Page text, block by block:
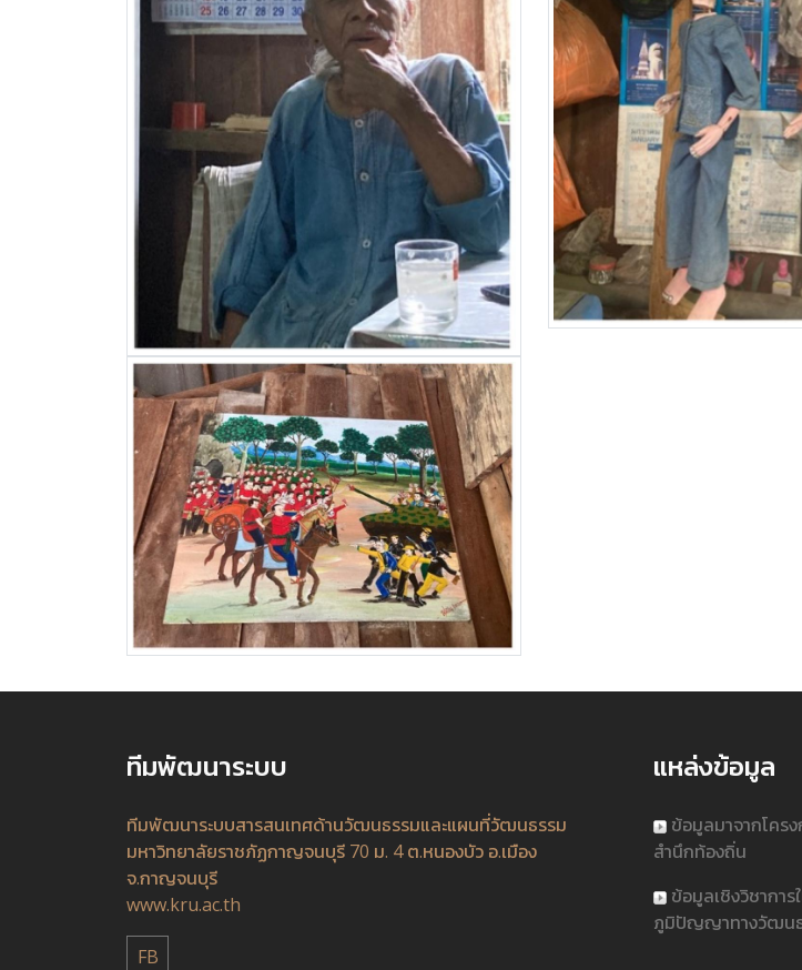
ทีมพัฒนาระบบ
ทีมพัฒนาระบบสารสนเทศด้านวัฒนธรรมและแผนที่วัฒนธรรม
มหาวิทยาลัยราชภัฏกาญจนบุรี 70 ม. 4 ต.หนองบัว อ.เมือง
จ.กาญจนบุรี
www.kru.ac.th
FB
แหล่งข้อมูล
ข้อมูลมาจากโคร
สำนึกท้องถิ่น
ข้อมูลเชิงวิชากา
ภูมิปัญญาทางวัฒนธ